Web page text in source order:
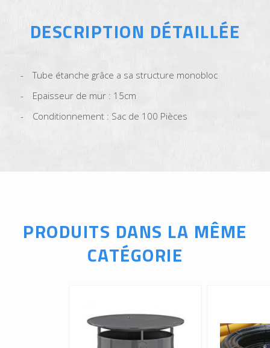
DESCRIPTION DÉTAILLÉE
Tube étanche grâce a sa structure monobloc
Epaisseur de mur : 15cm
Conditionnement : Sac de 100 Pièces
PRODUITS DANS LA MÊME
CATÉGORIE